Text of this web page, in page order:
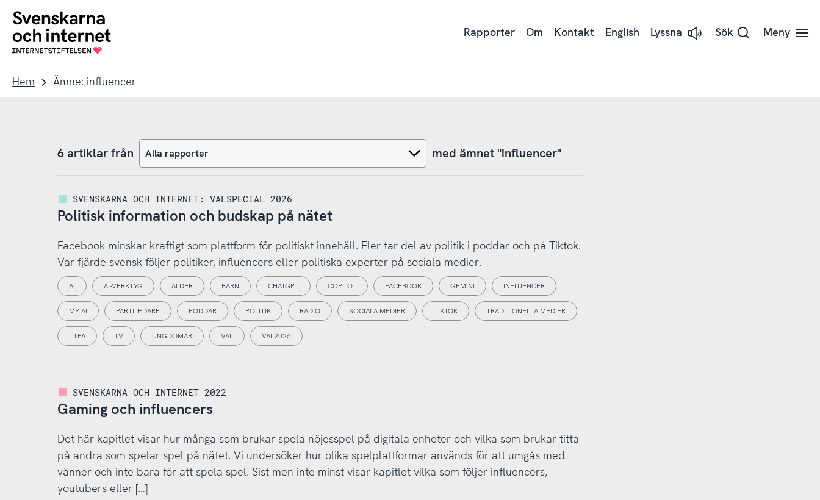
navigation
innehåll
To
startpage
Rapporter Om Kontakt English Lyssna
Lyssna Sök Meny
Hem Ämne: influencer
6 artiklar från med ämnet "influencer"
SVENSKARNA OCH INTERNET: VALSPECIAL 2026
Politisk information och budskap på nätet
Facebook minskar kraftigt som plattform för politiskt innehåll. Fler tar del av politik i poddar och på Tiktok.
Var fjärde svensk följer politiker, influencers eller politiska experter på sociala medier.
AI AI-VERKTYG ÅLDER BARN CHATGPT COPILOT FACEBOOK GEMINI INFLUENCER
MY AI PARTILEDARE PODDAR POLITIK RADIO SOCIALA MEDIER TIKTOK TRADITIONELLA MEDIER
TTPA TV UNGDOMAR VAL VAL2026
SVENSKARNA OCH INTERNET 2022
Gaming och influencers
Det här kapitlet visar hur många som brukar spela nöjesspel på digitala enheter och vilka som brukar titta
på andra som spelar spel på nätet. Vi undersöker hur olika spelplattformar används för att umgås med
vänner och inte bara för att spela spel. Sist men inte minst visar kapitlet vilka som följer influencers,
youtubers eller […]